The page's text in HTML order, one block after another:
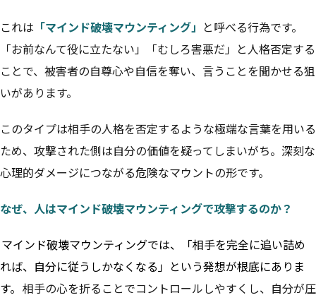
これは 「マインド破壊マウンティング」 と呼べる行為です。
「お前なんて役に立たない」「むしろ害悪だ」と人格否定する
ことで、被害者の自尊心や自信を奪い、言うことを聞かせる狙
いがあります。
このタイプは相手の人格を否定するような極端な言葉を用いる
ため、攻撃された側は自分の価値を疑ってしまいがち。深刻な
心理的ダメージにつながる危険なマウントの形です。
なぜ、人はマインド破壊マウンティングで攻撃するのか？
マインド破壊マウンティングでは、「相手を完全に追い詰め
れば、自分に従うしかなくなる」という発想が根底にありま
す。 相手の心を折ることでコントロールしやすくし、自分が圧